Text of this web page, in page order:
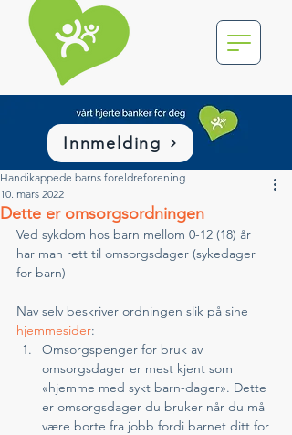
Innmelding
Dette er omsorgsordningen
Handikappede barns foreldreforening
10. mars 2022
Ved sykdom hos barn mellom 0-12 (18) år
har man rett til omsorgsdager (sykedager
for barn)
Nav selv beskriver ordningen slik på sine
hjemmesider:
Omsorgspenger for bruk av
omsorgsdager er mest kjent som
«hjemme med sykt barn-dager». Dette
er omsorgsdager du bruker når du må
være borte fra jobb fordi barnet ditt for